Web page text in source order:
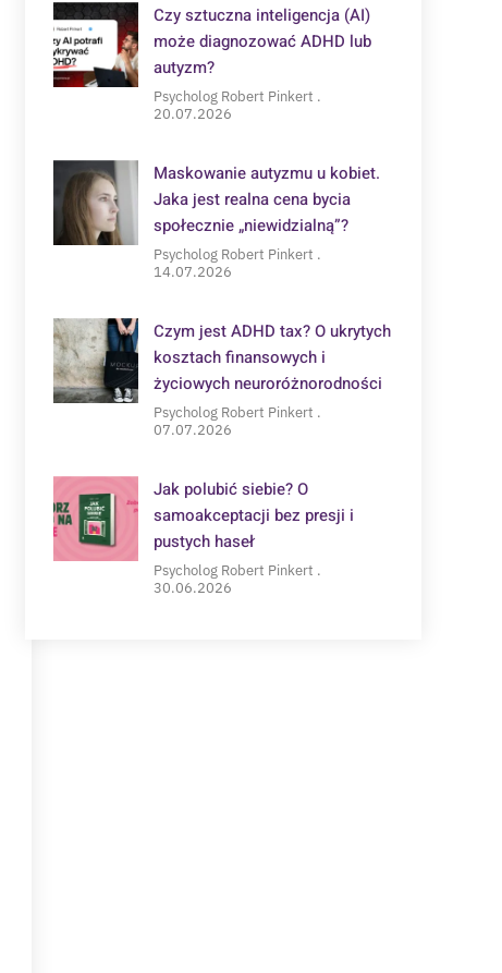
Czy sztuczna inteligencja (AI)
może diagnozować ADHD lub
autyzm?
Psycholog Robert Pinkert
20.07.2026
Maskowanie autyzmu u kobiet.
Jaka jest realna cena bycia
społecznie „niewidzialną”?
Psycholog Robert Pinkert
14.07.2026
Czym jest ADHD tax? O ukrytych
kosztach finansowych i
życiowych neuroróżnorodności
Psycholog Robert Pinkert
07.07.2026
Jak polubić siebie? O
samoakceptacji bez presji i
pustych haseł
Psycholog Robert Pinkert
30.06.2026